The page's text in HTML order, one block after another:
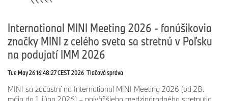
International MINI Meeting 2026 - fanúšikovia
značky MINI z celého sveta sa stretnú v Poľsku
na podujatí IMM 2026
Tue May 26 16:48:27 CEST 2026 Tlačová správa
MINI sa zúčastní na International MINI Meeting 2026 (od 28.
mája do 1. júna 2026) – najväčšieho medzinárodného stretnutia